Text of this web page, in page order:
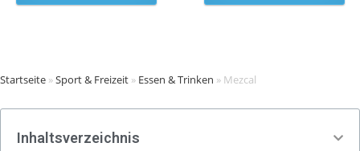
Startseite »Sport & Freizeit » Essen & Trinken » Mezcal
Inhaltsverzeichnis